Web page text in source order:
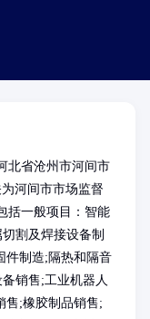
北省沧州市河间市
河间市市场监督
括一般项目：智能
割及焊接设备制
件制造;隔热和隔音
销售;工业机器人
售;橡胶制品销售;